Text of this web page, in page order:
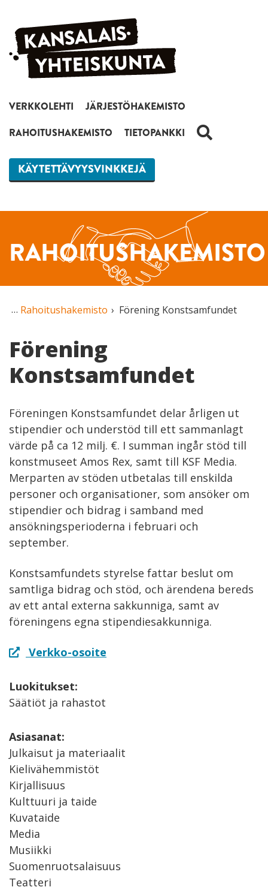
Siirry sisältöön
VERKKOLEHTI
JÄRJESTÖHAKEMISTO
RAHOITUSHAKEMISTO
TIETOPANKKI HAKU
KÄYTETTÄVYYSVINKKEJÄ
RAHOITUSHAKEMISTO
Rahoitushakemisto Förening Konstsamfundet
Förening
Konstsamfundet
Föreningen Konstsamfundet delar årligen ut
stipendier och understöd till ett sammanlagt
värde på ca 12 milj. €. I summan ingår stöd till
konstmuseet Amos Rex, samt till KSF Media.
Merparten av stöden utbetalas till enskilda
personer och organisationer, som ansöker om
stipendier och bidrag i samband med
ansökningsperioderna i februari och
september.
Konstsamfundets styrelse fattar beslut om
samtliga bidrag och stöd, och ärendena bereds
av ett antal externa sakkunniga, samt av
föreningens egna stipendiesakkunniga.
Verkko-osoite
Luokitukset:
Säätiöt ja rahastot
Asiasanat:
Julkaisut ja materiaalit
Kielivähemmistöt
Kirjallisuus
Kulttuuri ja taide
Kuvataide
Media
Musiikki
Suomenruotsalaisuus
Teatteri